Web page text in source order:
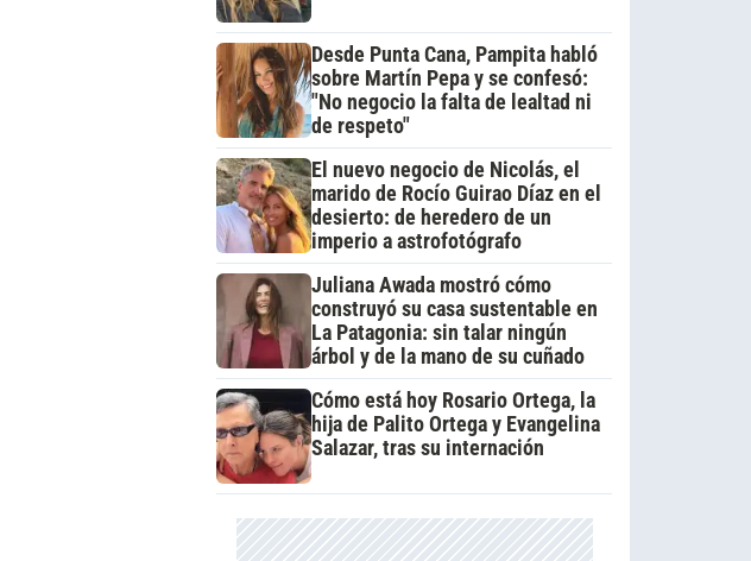
Desde Punta Cana, Pampita habló
sobre Martín Pepa y se confesó:
"No negocio la falta de lealtad ni
de respeto"
El nuevo negocio de Nicolás, el
marido de Rocío Guirao Díaz en el
desierto: de heredero de un
imperio a astrofotógrafo
Juliana Awada mostró cómo
construyó su casa sustentable en
La Patagonia: sin talar ningún
árbol y de la mano de su cuñado
Cómo está hoy Rosario Ortega, la
hija de Palito Ortega y Evangelina
Salazar, tras su internación